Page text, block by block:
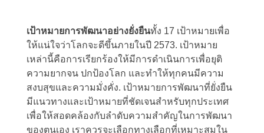
เป้าหมายการพัฒนาอย่างยั่งยืนทั้ง 17 เป้าหมายเพื่อ
ให้แน่ใจว่าโลกจะดีขึ้นภายในปี 2573. เป้าหมาย
เหล่านี้คือการเรียกร้องให้มีการดำเนินการเพื่อยุติ
ความยากจน ปกป้องโลก และทำให้ทุกคนมีความ
สงบสุขและความมั่งคั่ง. เป้าหมายการพัฒนาที่ยั่งยืน
มีแนวทางและเป้าหมายที่ชัดเจนสำหรับทุกประเทศ
เพื่อให้สอดคล้องกับลำดับความสำคัญในการพัฒนา
ของตนเอง เราควรจะเลือกทางเลือกที่เหมาะสมใน